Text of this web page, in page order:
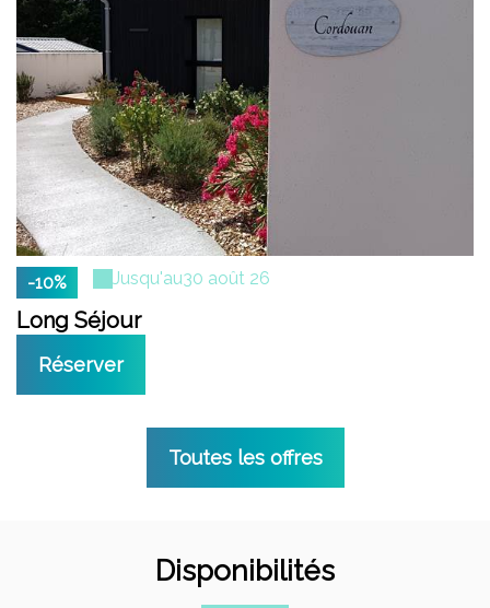
-10% Jusqu'au30 août 26
Long Séjour
Réserver
Toutes les offres
Disponibilités